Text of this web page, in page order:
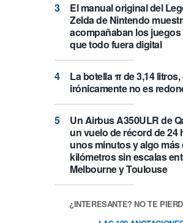
El manual original del
Zelda de Nintendo
acompañaban los juegos
que todo fuera digital
La botella π de 3,14 litros,
irónicamente no es
Un Airbus A350ULR de
un vuelo de récord de 24
unos minutos y algo más
kilómetros sin escalas
Melbourne y Toulouse
¿INTERESANTE? NO TE